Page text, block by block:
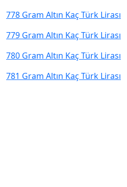
778 Gram Altın Kaç Türk Lirası
779 Gram Altın Kaç Türk Lirası
780 Gram Altın Kaç Türk Lirası
781 Gram Altın Kaç Türk Lirası